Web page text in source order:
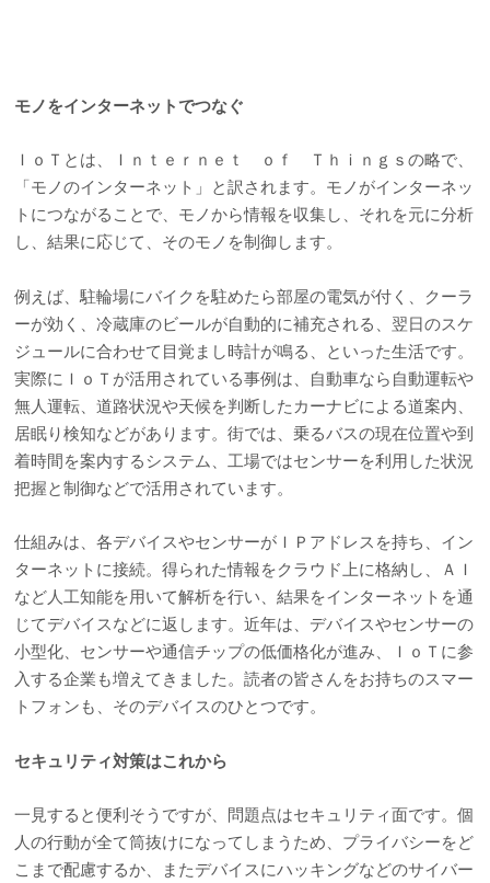
モノをインターネットでつなぐ
ＩｏＴとは、Ｉｎｔｅｒｎｅｔ ｏｆ Ｔｈｉｎｇｓの略で、
「モノのインターネット」と訳されます。モノがインターネッ
トにつながることで、モノから情報を収集し、それを元に分析
し、結果に応じて、そのモノを制御します。
例えば、駐輪場にバイクを駐めたら部屋の電気が付く、クーラ
ーが効く、冷蔵庫のビールが自動的に補充される、翌日のスケ
ジュールに合わせて目覚まし時計が鳴る、といった生活です。
実際にＩｏＴが活用されている事例は、自動車なら自動運転や
無人運転、道路状況や天候を判断したカーナビによる道案内、
居眠り検知などがあります。街では、乗るバスの現在位置や到
着時間を案内するシステム、工場ではセンサーを利用した状況
把握と制御などで活用されています。
仕組みは、各デバイスやセンサーがＩＰアドレスを持ち、イン
ターネットに接続。得られた情報をクラウド上に格納し、ＡＩ
など人工知能を用いて解析を行い、結果をインターネットを通
じてデバイスなどに返します。近年は、デバイスやセンサーの
小型化、センサーや通信チップの低価格化が進み、ＩｏＴに参
入する企業も増えてきました。読者の皆さんをお持ちのスマー
トフォンも、そのデバイスのひとつです。
セキュリティ対策はこれから
一見すると便利そうですが、問題点はセキュリティ面です。個
人の行動が全て筒抜けになってしまうため、プライバシーをど
こまで配慮するか、またデバイスにハッキングなどのサイバー